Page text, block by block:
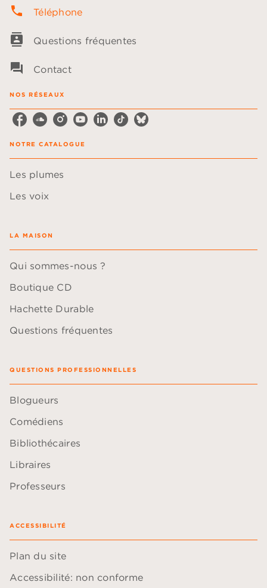
phone Téléphone
contacts Questions fréquentes
question_answer Contact
NOS RÉSEAUX
NOTRE CATALOGUE
Les plumes
Les voix
LA MAISON
Qui sommes-nous ?
Boutique CD
Hachette Durable
Questions fréquentes
QUESTIONS PROFESSIONNELLES
Blogueurs
Comédiens
Bibliothécaires
Libraires
Professeurs
ACCESSIBILITÉ
Plan du site
Accessibilité: non conforme